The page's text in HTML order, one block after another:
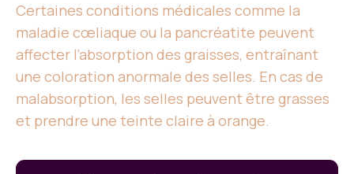
Certaines conditions médicales comme la
maladie cœliaque ou la pancréatite peuvent
affecter l’absorption des graisses, entraînant
une coloration anormale des selles. En cas de
malabsorption, les selles peuvent être grasses
et prendre une teinte claire à orange.